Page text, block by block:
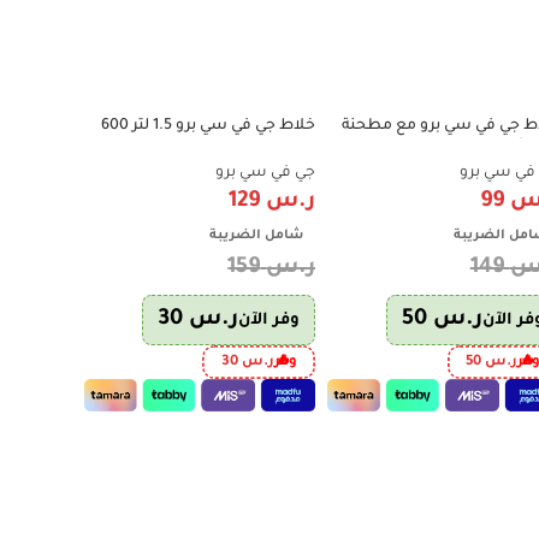
- جي في سي برو مع مطحنة
في سي برو
99
الضريبة
149
الآنر.س 50
وفرر.س
-19%
خلاط جي في سي برو 1.5 لتر 600
الاستخدام – أسود – GVCB-2460
جي في سي برو
ر.س
شامل الضريبة
ر.س159
وفر الآنر.س
وفرر.س 30